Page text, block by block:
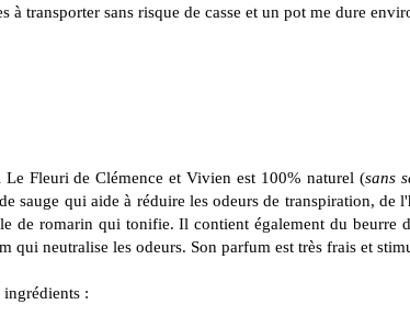
à transporter sans risque de casse et un pot me dure
Le Fleuri de Clémence et Vivien est 100% naturel (sans
sauge qui aide à réduire les odeurs de transpiration, de
de romarin qui tonifie. Il contient également du beurre
qui neutralise les odeurs. Son parfum est très frais et
: